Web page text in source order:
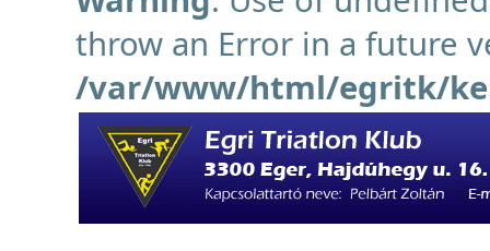
throw an Error in a future
/var/www/html/egritk/